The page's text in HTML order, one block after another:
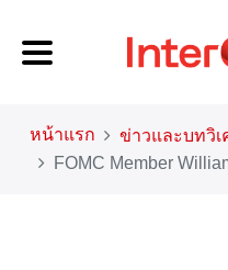
หน้าแรก
ข่าวและบทวิเ
FOMC Member